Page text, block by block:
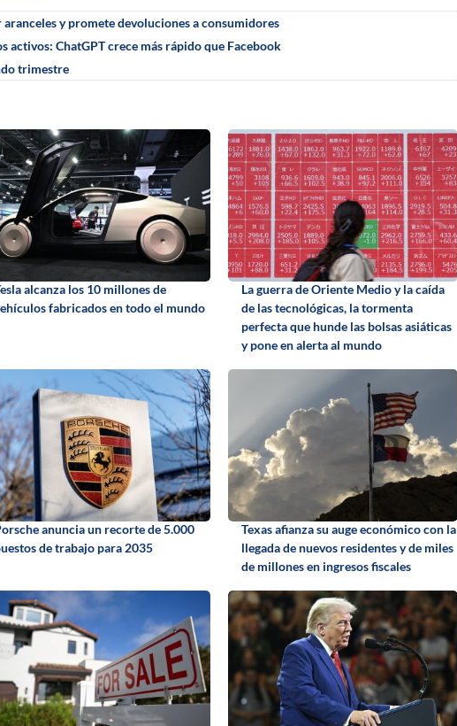
y promete devoluciones a consumidores
activos: ChatGPT crece más rápido que Facebook
trimestre
alcanza los 10 millones de
fabricados en todo el mundo
La guerra de Oriente Medio y la caída
de las tecnológicas, la tormenta
perfecta que hunde las bolsas asiáticas
y pone en alerta al mundo
anuncia un recorte de 5.000
de trabajo para 2035
Texas afianza su auge económico con la
llegada de nuevos residentes y de miles
de millones en ingresos fiscales